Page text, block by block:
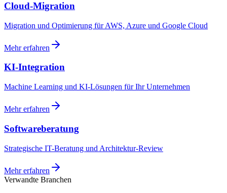
Cloud-Migration
Migration und Optimierung für AWS, Azure und Google Cloud
Mehr erfahren
KI-Integration
Machine Learning und KI-Lösungen für Ihr Unternehmen
Mehr erfahren
Softwareberatung
Strategische IT-Beratung und Architektur-Review
Mehr erfahren
Verwandte Branchen